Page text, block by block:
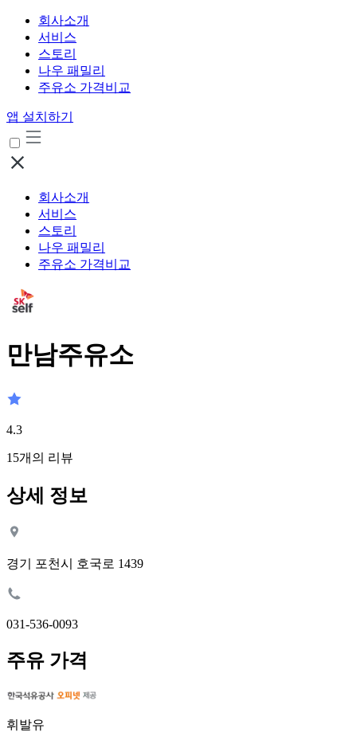
회사소개
서비스
스토리
나우 패밀리
주유소 가격비교
앱 설치하기
회사소개
서비스
스토리
나우 패밀리
주유소 가격비교
만남주유소
4.3
15개의 리뷰
상세 정보
경기 포천시 호국로 1439
031-536-0093
주유 가격
휘발유